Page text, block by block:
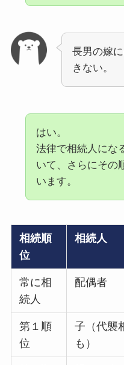
長男の嫁
きない。
はい。
法律で相続人にな
いて、さらにその
います。
相続順
位
相続人
常に相
続人
配偶者
第１順
位
子（代襲
も）